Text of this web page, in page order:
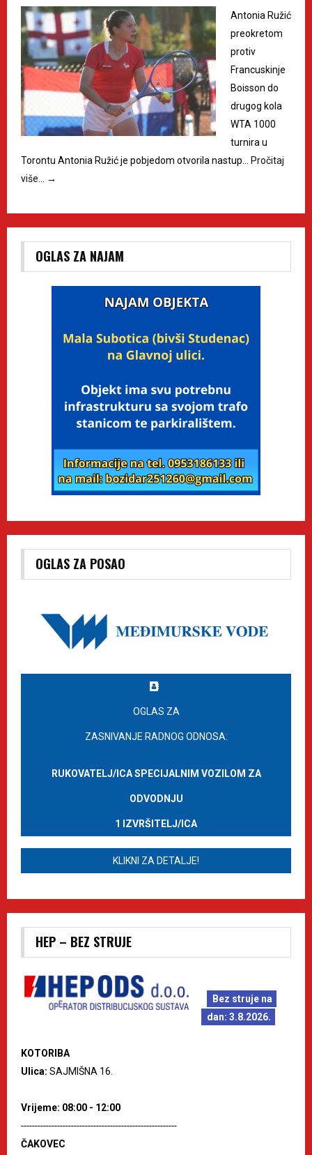
Antonia Ružić
preokretom
protiv
Francuskinje
Boisson do
drugog kola
WTA 1000
turnira u
Torontu Antonia Ružić je pobjedom otvorila nastup…
Pročitaj
više…
→
OGLAS ZA NAJAM
OGLAS ZA POSAO
OGLAS ZA
ZASNIVANJE RADNOG ODNOSA:
RUKOVATELJ/ICA SPECIJALNIM VOZILOM ZA
ODVODNJU
1 IZVRŠITELJ/ICA
KLIKNI ZA DETALJE!
HEP – BEZ STRUJE
Bez struje na
dan: 3.8.2026.
KOTORIBA
Ulica: SAJMIŠNA 16.
Vrijeme: 08:00 - 12:00
--------------------------------------------------------
ČAKOVEC